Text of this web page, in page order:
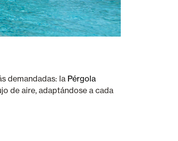
demandadas: la Pérgola
de aire, adaptándose a cada